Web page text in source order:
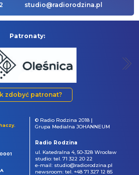
studio@radiorodzina.pl
Patronaty:
zdobyć patronat?
© Radio Rodzina 2018 |
Grupa Medialna JOHANNEUM
Radio Rodzina
ul. Katedralna 4, 50-328 Wrocław
studio: tel. 71 322 20 22
e-mail: studio@radiorodzina.pl
newsroom: tel. +48 71 327 12 85